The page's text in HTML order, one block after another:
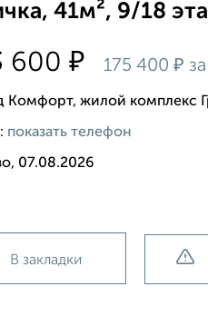
41м², 9/18
600₽ 175 400₽
Комфорт, жилой комплекс
показать телефон
07.08.2026
В закладки